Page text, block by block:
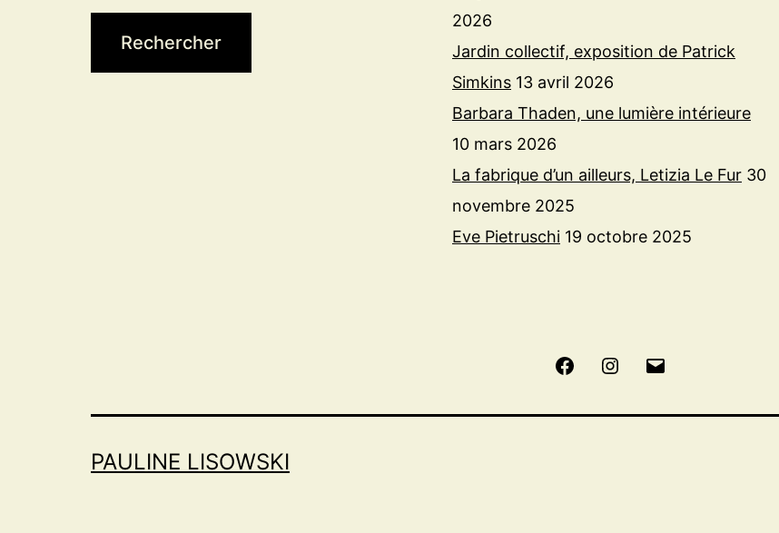
2026
Jardin collectif, exposition de Patrick
Simkins 13 avril 2026
Barbara Thaden, une lumière intérieure
10 mars 2026
La fabrique d’un ailleurs, Letizia Le Fur 30
novembre 2025
Eve Pietruschi 19 octobre 2025
FacebookInstagram
PAULINE LISOWSKI